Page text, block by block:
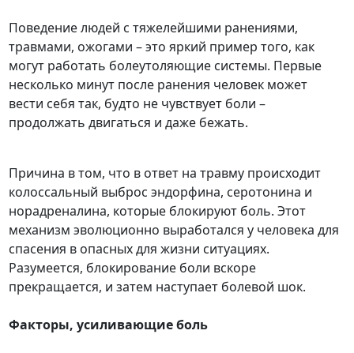
Поведение людей с тяжелейшими ранениями,
травмами, ожогами – это яркий пример того, как
могут работать болеутоляющие системы. Первые
несколько минут после ранения человек может
вести себя так, будто не чувствует боли –
продолжать двигаться и даже бежать.
Причина в том, что в ответ на травму происходит
колоссальный выброс эндорфина, серотонина и
норадреналина, которые блокируют боль. Этот
механизм эволюционно выработался у человека для
спасения в опасных для жизни ситуациях.
Разумеется, блокирование боли вскоре
прекращается, и затем наступает болевой шок.
Факторы, усиливающие боль